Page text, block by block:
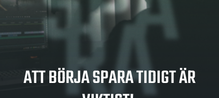
ATT BÖRJA SPARA TIDIGT ÄR